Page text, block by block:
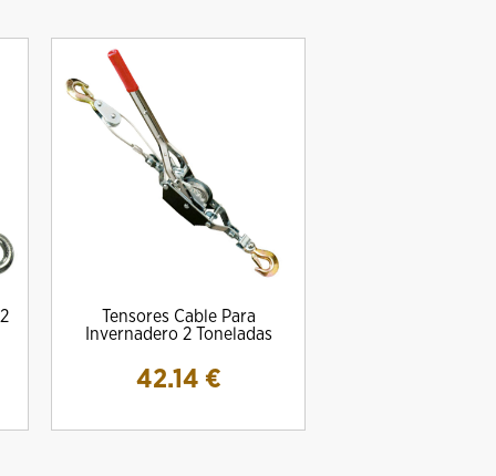
Tensores Cable Para
Invernadero 2 Toneladas
42.14 €